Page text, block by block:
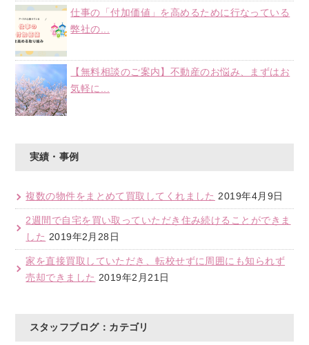
仕事の「付加価値」を高めるために行なっている
弊社の...
【無料相談のご案内】不動産のお悩み、まずはお
気軽に...
実績・事例
複数の物件をまとめて買取してくれました 2019年4月9日
2週間で自宅を買い取っていただき住み続けることができま
した 2019年2月28日
家を直接買取していただき、転校せずに周囲にも知られず
売却できました 2019年2月21日
スタッフブログ：カテゴリ